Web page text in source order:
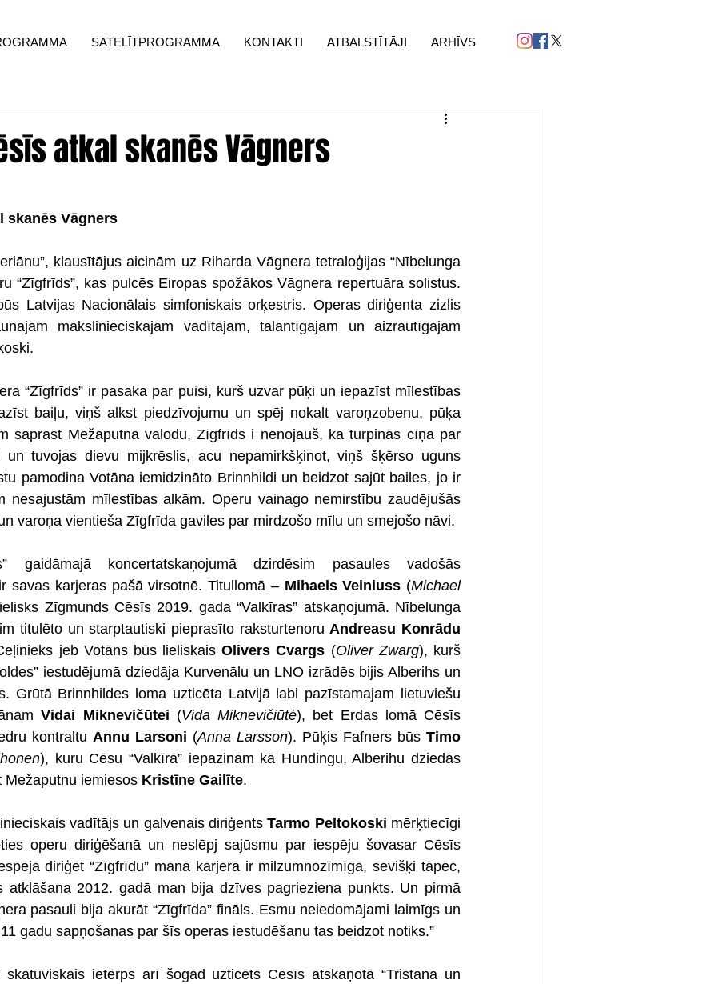
SATELĪTPROGRAMMA KONTAKTI ATBALSTĪTĀJI ARHĪVS
atkal skanēs Vāgners
skanēs Vāgners
klausītājus aicinām uz Riharda Vāgnera tetraloģijas “Nībelunga
“Zīgfrīds”, kas pulcēs Eiropas spožākos Vāgnera repertuāra solistus.
Latvijas Nacionālais simfoniskais orķestris. Operas diriģenta zizlis
mākslinieciskajam vadītājam, talantīgajam un aizrautīgajam
“Zīgfrīds” ir pasaka par puisi, kurš uzvar pūķi un iepazīst mīlestības
baiļu, viņš alkst piedzīvojumu un spēj nokalt varoņzobenu, pūķa
saprast Mežaputna valodu, Zīgfrīds i nenojauš, ka turpinās cīņa par
un tuvojas dievu mijkrēslis, acu nepamirkšķinot, viņš šķērso uguns
pamodina Votāna iemidzināto Brinnhildi un beidzot sajūt bailes, jo ir
nesajustām mīlestības alkām. Operu vainago nemirstību zaudējušās
varoņa vientieša Zīgfrīda gaviles par mirdzošo mīlu un smejošo nāvi.
gaidāmajā koncertatskaņojumā dzirdēsim pasaules vadošās
savas karjeras pašā virsotnē. Titullomā – Mihaels Veiniuss (Michael
Zīgmunds Cēsīs 2019. gada “Valkīras” atskaņojumā. Nībelunga
titulēto un starptautiski pieprasīto raksturtenoru Andreasu Konrādu
jeb Votāns būs lieliskais Olivers Cvargs (Oliver Zwarg), kurš
iestudējumā dziedāja Kurvenālu un LNO izrādēs bijis Alberihs un
Grūtā Brinnhildes loma uzticēta Latvijā labi pazīstamajam lietuviešu
Vidai Miknevičūtei (Vida Miknevičiūtė), bet Erdas lomā Cēsīs
kontraltu Annu Larsoni (Anna Larsson). Pūķis Fafners būs Timo
Mežaputnu iemiesos Kristīne Gailīte.
vadītājs un galvenais diriģents Tarmo Peltokoski mērķtiecīgi
operu diriģēšanā un neslēpj sajūsmu par iespēju šovasar Cēsīs
diriģēt “Zīgfrīdu” manā karjerā ir milzumnozīmīga, sevišķi tāpēc,
atklāšana 2012. gadā man bija dzīves pagrieziena punkts. Un pirmā
pasauli bija akurāt “Zīgfrīda” fināls. Esmu neiedomājami laimīgs un
gadu sapņošanas par šīs operas iestudēšanu tas beidzot notiks.”
skatuviskais ietērps arī šogad uzticēts Cēsīs atskaņotā “Tristana un